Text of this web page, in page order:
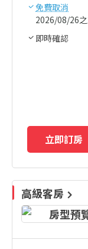
免費取消
2026/08/26
即時確認
立即訂房
高級客房